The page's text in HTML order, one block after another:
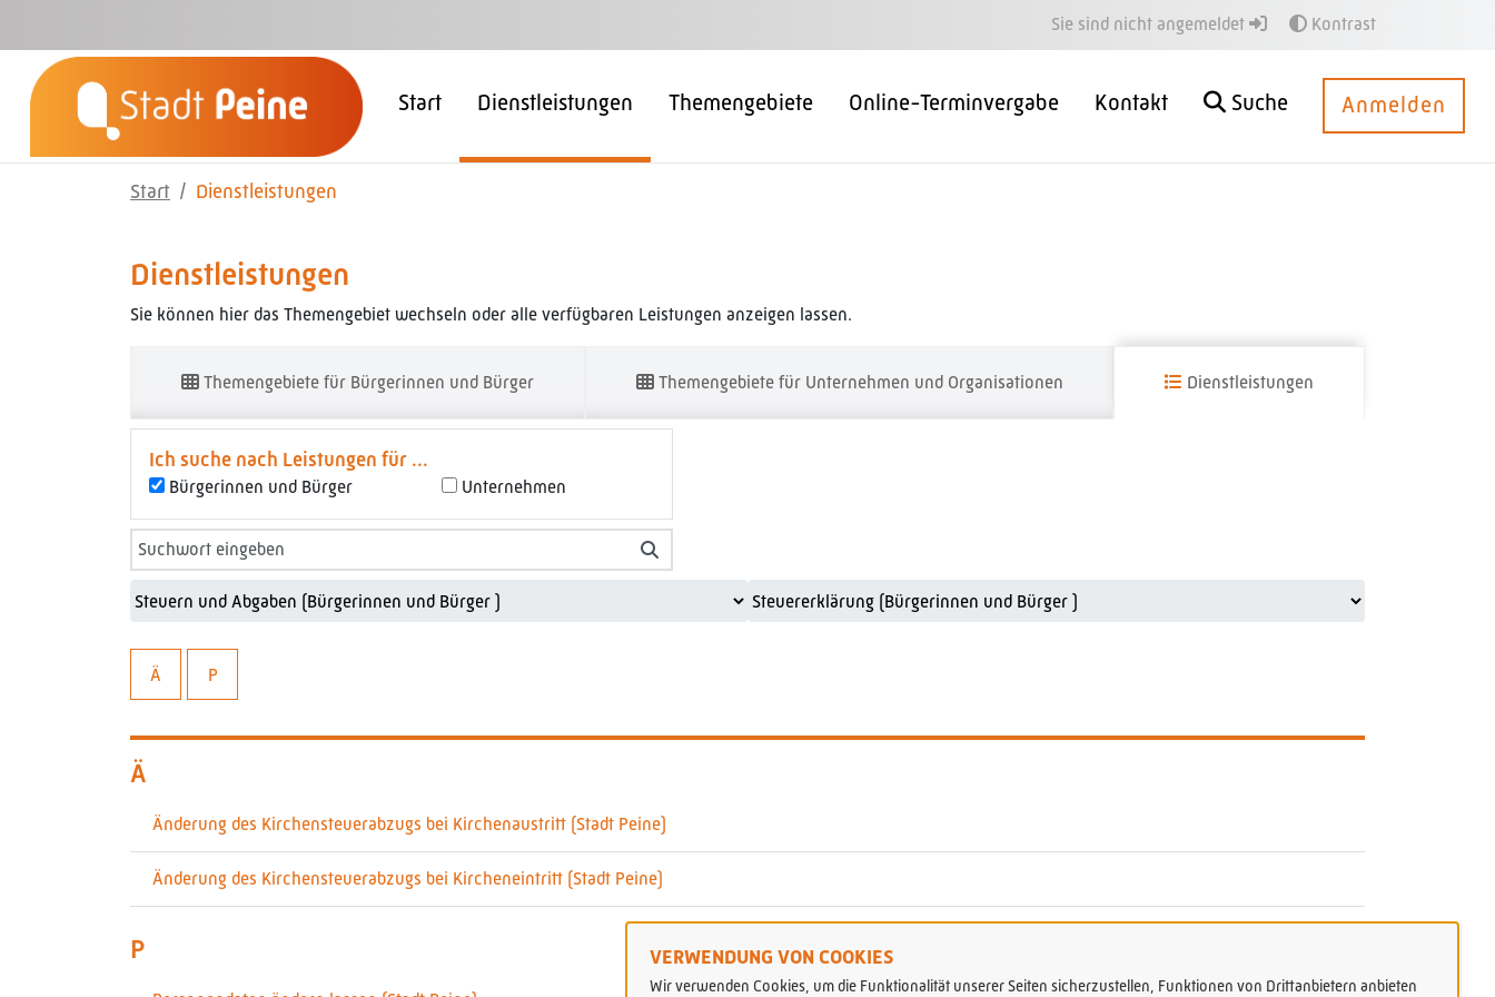
VERWENDUNG VON COOKIES
Wir verwenden Cookies, um die Funktionalität unserer Seiten sicherzustellen, Funktionen von Drittanbietern anbieten
Sie sind nicht angemeldet Kontrast
Start Dienstleistungen Themengebiete Online-Terminvergabe Kontakt Suche Anmelden
Start Dienstleistungen
Dienstleistungen
Sie können hier das Themengebiet wechseln oder alle verfügbaren Leistungen anzeigen lassen.
Themengebiete für Bürgerinnen und Bürger Themengebiete für Unternehmen und Organisationen Dienstleistungen
Ich suche nach Leistungen für ...
Bürgerinnen und Bürger Unternehmen
Ä P
Ä
Änderung des Kirchensteuerabzugs bei Kirchenaustritt (Stadt Peine)
Änderung des Kirchensteuerabzugs bei Kircheneintritt (Stadt Peine)
P